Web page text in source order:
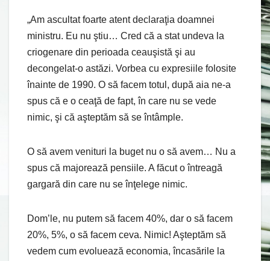
„Am ascultat foarte atent declaraţia doamnei
ministru. Eu nu ştiu… Cred că a stat undeva la
criogenare din perioada ceauşistă şi au
decongelat-o astăzi. Vorbea cu expresiile folosite
înainte de 1990. O să facem totul, după aia ne-a
spus că e o ceaţă de fapt, în care nu se vede
nimic, şi că aşteptăm să se întâmple.
O să avem venituri la buget nu o să avem… Nu a
spus că majorează pensiile. A făcut o întreagă
gargară din care nu se înţelege nimic.
Dom’le, nu putem să facem 40%, dar o să facem
20%, 5%, o să facem ceva. Nimic! Aşteptăm să
vedem cum evoluează economia, încasările la